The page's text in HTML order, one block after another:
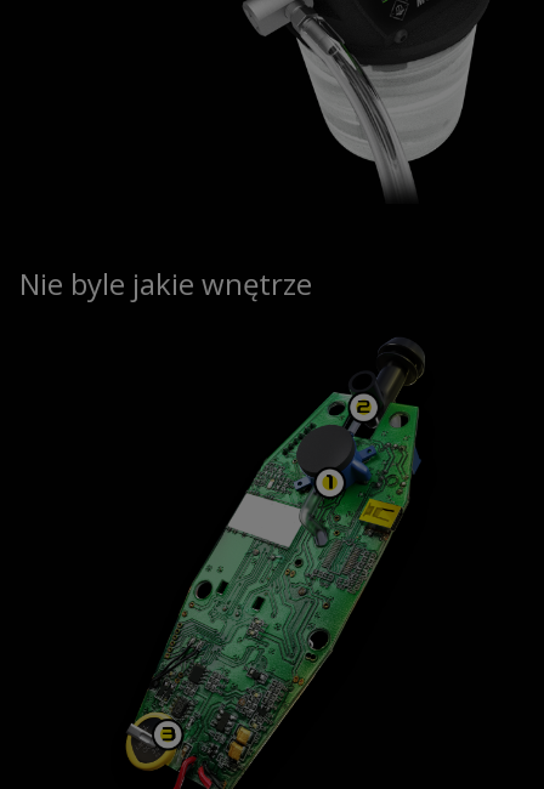
Nie byle jakie wnętrze